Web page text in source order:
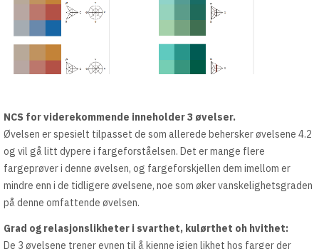
NCS for viderekommende inneholder 3 øvelser.
Øvelsen er spesielt tilpasset de som allerede behersker øvelsene 4.2
og vil gå litt dypere i fargeforståelsen. Det er mange flere
fargeprøver i denne øvelsen, og fargeforskjellen dem imellom er
mindre enn i de tidligere øvelsene, noe som øker vanskelighetsgraden
på denne omfattende øvelsen.
Grad og relasjonslikheter i svarthet, kulørthet oh hvithet:
De 3 øvelsene trener evnen til å kjenne igjen likhet hos farger der